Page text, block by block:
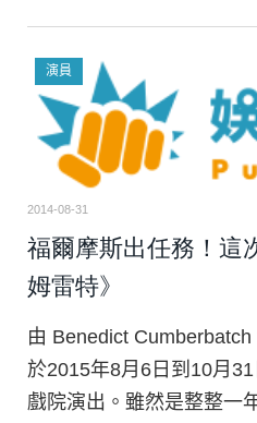
演員
2014-08-31
福爾摩斯出任務！這
姆雷特》
由 Benedict
於2015年8月6日到10月
戲院演出。雖然是整整一